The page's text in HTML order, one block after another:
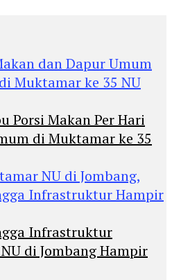
Porsi Makan Per Hari
di Muktamar ke 35
Infrastruktur
di Jombang Hampir